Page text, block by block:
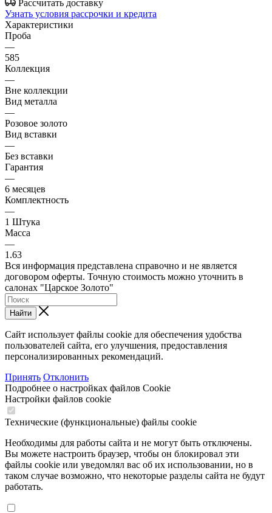
Рассчитать доставку
Узнать условия рассрочки и кредита
Характеристики
Проба
—
585
Коллекция
—
Вне коллекции
Вид металла
—
Розовое золото
Вид вставки
—
Без вставки
Гарантия
—
6 месяцев
Комплектность
—
1 Штука
Масса
—
1.63
Вся информация представлена справочно и не является
договором оферты. Точную стоимость можно уточнить в
салонах "Царское Золото"
Найти
Сайт использует файлы cookie для обеспечения удобства
пользователей сайта, его улучшения, предоставления
персонализированных рекомендаций.
Принять Отклонить
Подробнее о настройках файлов Cookie
Настройки файлов cookie
Технические (функциональные) файлы cookie
Необходимы для работы сайта и не могут быть отключены.
Вы можете настроить браузер, чтобы он блокировал эти
файлы cookie или уведомлял вас об их использовании, но в
таком случае возможно, что некоторые разделы сайта не будут
работать.